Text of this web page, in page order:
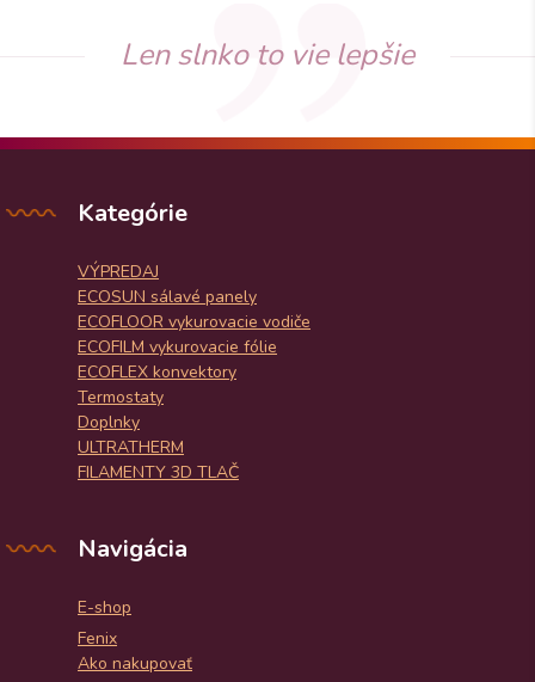
Len slnko to vie lepšie
Kategórie
VÝPREDAJ
ECOSUN sálavé panely
ECOFLOOR vykurovacie vodiče
ECOFILM vykurovacie fólie
ECOFLEX konvektory
Termostaty
Doplnky
ULTRATHERM
FILAMENTY 3D TLAČ
Navigácia
E-shop
Fenix
Ako nakupovať